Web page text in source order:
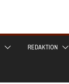
REDAKTION